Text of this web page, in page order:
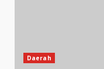
Daerah